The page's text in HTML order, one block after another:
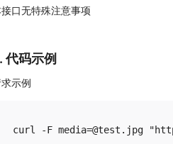
口无特殊注意事项
代码示例
示例